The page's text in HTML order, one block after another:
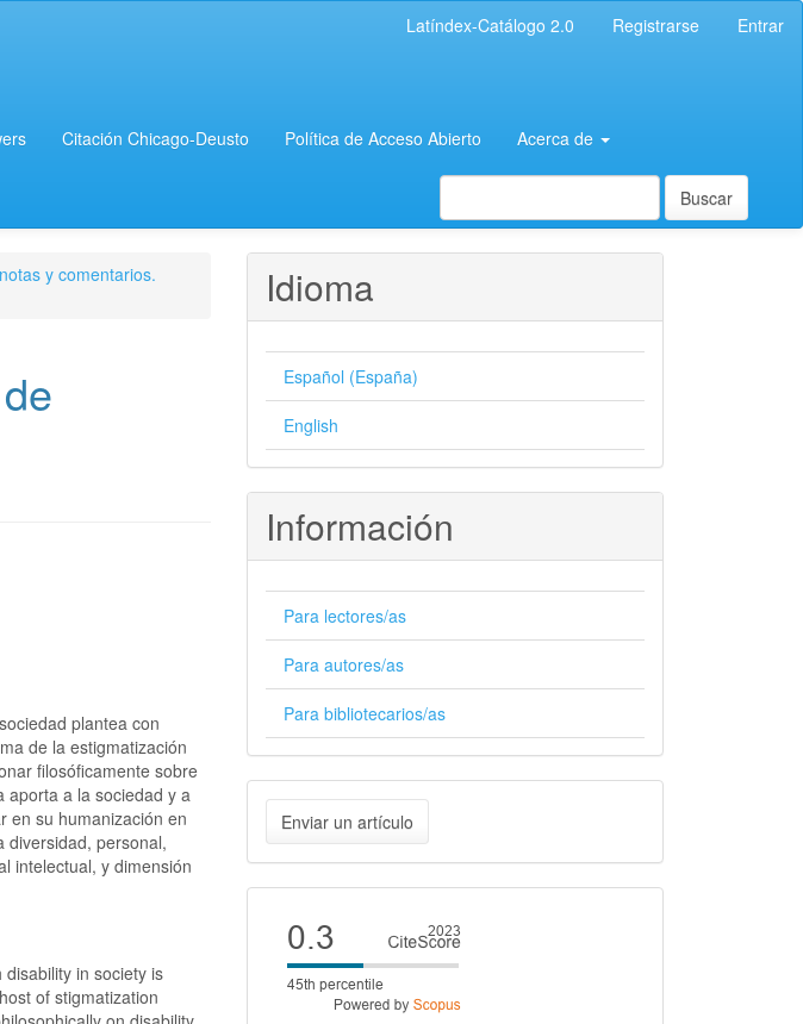
Latíndex-Catálogo 2.0 Registrarse Entrar
Citación Chicago-Deusto Política de Acceso Abierto Acerca de
Buscar
y comentarios.
plantea con
de la estigmatización
filosóficamente sobre
aporta a la sociedad y a
en su humanización en
diversidad, personal,
intelectual, y dimensión
in society is
of stigmatization
Idioma
Español (España)
English
Información
Para lectores/as
Para autores/as
Para bibliotecarios/as
Enviar
un
artículo
Enviar un artículo
Cite
score